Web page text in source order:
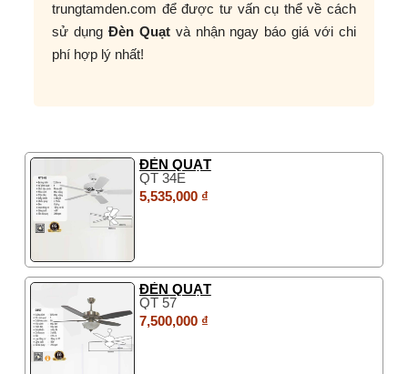
trungtamden.com để được tư vấn cụ thể về cách
sử dụngĐèn Quạtvà nhận ngay báo giá với chi
phí hợp lý nhất!
ĐÈN QUẠT
QT 34E
5,535,000 ₫
ĐÈN QUẠT
QT 57
7,500,000 ₫